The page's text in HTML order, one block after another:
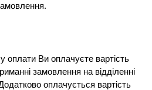
оплати Ви оплачуєте вартість
замовлення на відділенні
оплачується вартість